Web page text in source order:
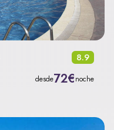
8.9
desde72€noche